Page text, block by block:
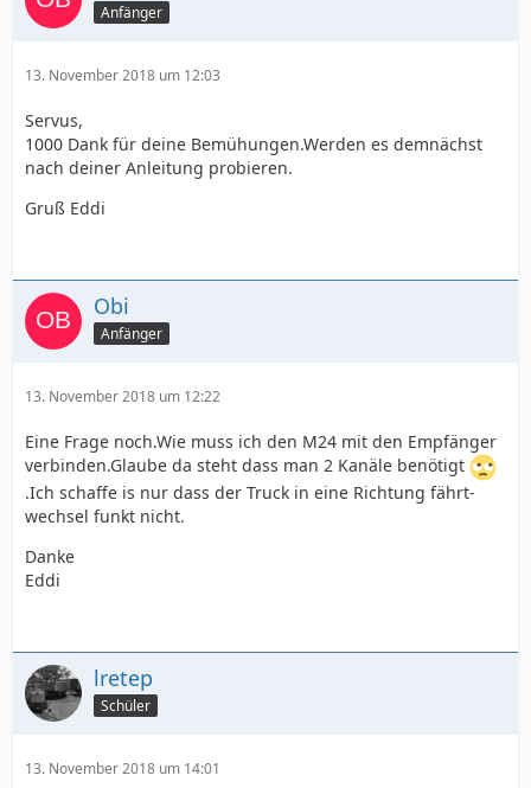
Anfänger
13. November 2018 um 12:03
Servus,
1000 Dank für deine Bemühungen.Werden es demnächst
nach deiner Anleitung probieren.
Gruß Eddi
Obi
Anfänger
13. November 2018 um 12:22
Eine Frage noch.Wie muss ich den M24 mit den Empfänger
verbinden.Glaube da steht dass man 2 Kanäle benötigt
.Ich schaffe is nur dass der Truck in eine Richtung fährt-
wechsel funkt nicht.
Danke
Eddi
lretep
Schüler
13. November 2018 um 14:01